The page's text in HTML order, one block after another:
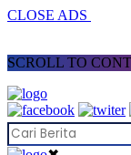
CLOSE ADS
SCROLL TO